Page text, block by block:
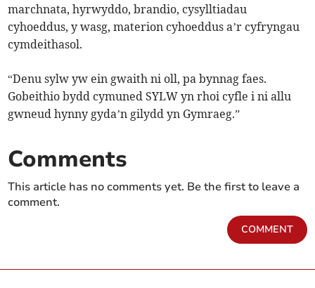
marchnata, hyrwyddo, brandio, cysylltiadau
cyhoeddus, y wasg, materion cyhoeddus a’r cyfryngau
cymdeithasol.
“Denu sylw yw ein gwaith ni oll, pa bynnag faes.
Gobeithio bydd cymuned SYLW yn rhoi cyfle i ni allu
gwneud hynny gyda’n gilydd yn Gymraeg.”
Comments
This article has no comments yet. Be the first to leave a
comment.
COMMENT